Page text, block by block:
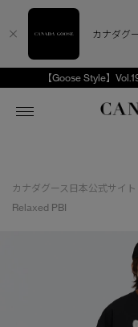
【Goose Style】
ディスカ
アンバサ
スプリン
新着アイ
ベストセ
FW26コレ
新着アイ
ベストセ
FW26コレ
ベビー（
キッズ（
ユース（6
ウェアの
カナダグース日本公式サイト
Relaxed PBI
カナダグ